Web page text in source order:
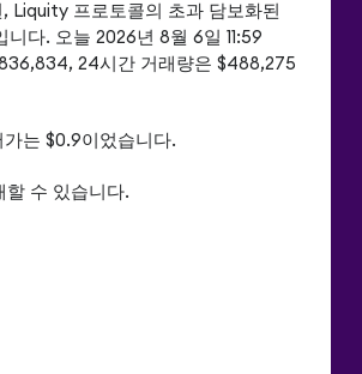
Liquity 프로토콜의 초과 담보화된
다. 오늘 2026년 8월 6일 11:59
24시간 거래량은 $488,275
가는 $0.9이었습니다.
할 수 있습니다.